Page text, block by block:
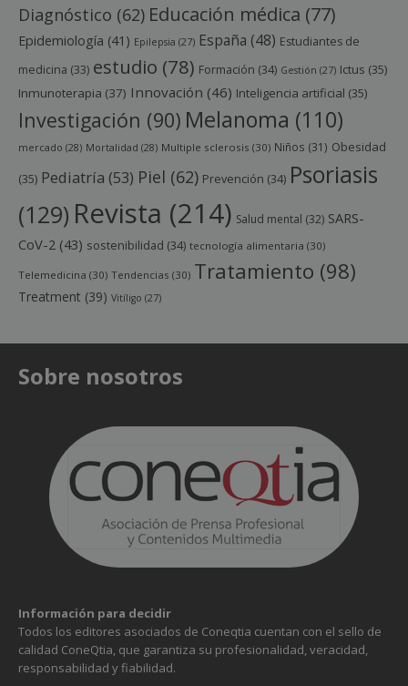
Diagnóstico (62) Educación médica (77)
Epidemiología (41) Epilepsia (27) España (48) Estudiantes de
medicina (33) estudio (78) Formación (34) Gestión (27) Ictus (35)
Inmunoterapia (37) Innovación (46) Inteligencia artificial (35)
Investigación (90) Melanoma (110)
mercado (28) Mortalidad (28) Multiple sclerosis (30) Niños (31) Obesidad
(35) Pediatría (53) Piel (62) Prevención (34) Psoriasis
(129) Revista (214) Salud mental (32) SARS-
CoV-2 (43) sostenibilidad (34) tecnología alimentaria (30)
Telemedicina (30) Tendencias (30) Tratamiento (98)
Treatment (39) Vitíligo (27)
Sobre nosotros
Información para decidir
Todos los editores asociados de Coneqtia cuentan con el sello de
calidad ConeQtia, que garantiza su profesionalidad, veracidad,
responsabilidad y fiabilidad.